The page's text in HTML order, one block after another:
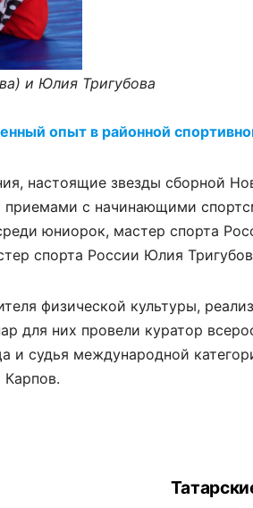
и Юлия Тригубова
опыт в районной
настоящие звезды сборной
с начинающими
юниорок, мастер спорта
спорта России Юлия
физической культуры,
для них провели куратор
судья международной